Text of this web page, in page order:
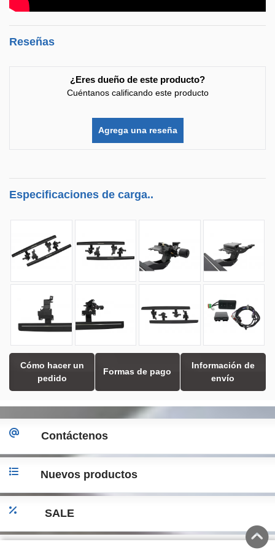
Reseñas
¿Eres dueño de este producto?
Cuéntanos calificando este producto
Agrega una reseña
Especificaciones de carga..
Cómo hacer un
pedido
Formas de pago
Información de
envío
Contáctenos
Nuevos productos
SALE